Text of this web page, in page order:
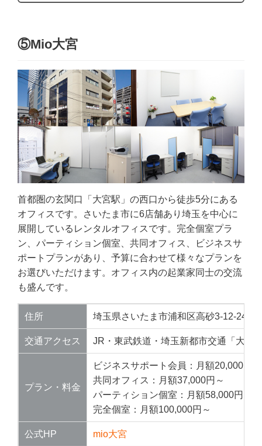
⑤Mio大宮
首都圏の玄関口「大宮駅」の西口から徒歩5分にある
オフィスです。さいたま市に6店舗あり埼玉を中心に
展開しているレンタルオフィスです。完全個室プラ
ン、パーティション個室、共同オフィス、ビジネスサ
ポートプランがあり、予算に合わせて様々なプランを
お選びいただけます。オフィス内の起業家同士の交流
も盛んです。
住所 埼玉県さいたま市浦和区高砂3-12-24 小
交通アクセス JR・東武鉄道・埼玉新都市交通「大宮
プラン・料金
ビジネスサポート会員：月額20,000円
共同オフィス：月額37,000円～
パーティション個室：月額58,000円～
完全個室：月額100,000円～
公式HP mio大宮